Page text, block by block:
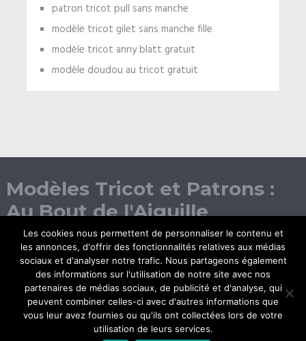
patron tricot pull sans manche
modèle tricot gilet sans manche fille
modèle tricot anny blatt gratuit
modèle doudou au tricot gratuit
Modèles Tricot et Patrons :
Au Bout de l'Aiguille
Les cookies nous permettent de personnaliser le contenu et
les annonces, d'offrir des fonctionnalités relatives aux médias
sociaux et d'analyser notre trafic. Nous partageons également
des informations sur l'utilisation de notre site avec nos
partenaires de médias sociaux, de publicité et d'analyse, qui
peuvent combiner celles-ci avec d'autres informations que
vous leur avez fournies ou qu'ils ont collectées lors de votre
utilisation de leurs services.